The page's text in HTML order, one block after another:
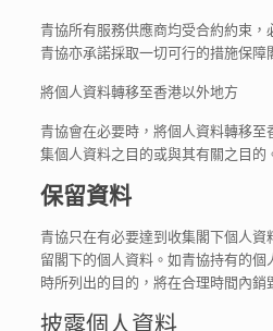
青協所有服務供應商均受合約約束，
青協亦承諾採取一切可行的措施保障
將個人資料轉移至香港以外地方
青協會在必要時，將個人資料轉移
集個人資料之目的或與其有關之目的
保留資料
青協只在有必要達到收集閣下個人
留閣下的個人資料。如青協持有的
時所列出的目的，將在合理時間內銷
披露個人資料